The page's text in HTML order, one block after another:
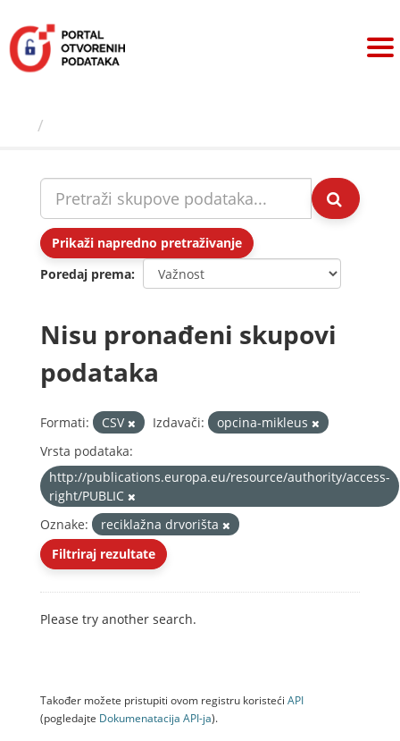
sadržaj
Prikaži napredno pretraživanje
Poredaj prema
Nisu pronađeni skupovi
podataka
Formati: CSV Izdavači:
opcina-mikleus
Vrsta podataka:
http://publications.europa.eu/resource/authority/access-
right/PUBLIC
Oznake:
reciklažna drvorišta
Filtriraj rezultate
Please try another search.
Također možete pristupiti ovom registru koristeći API
(pogledajte Dokumenаtаcijа API-jа).